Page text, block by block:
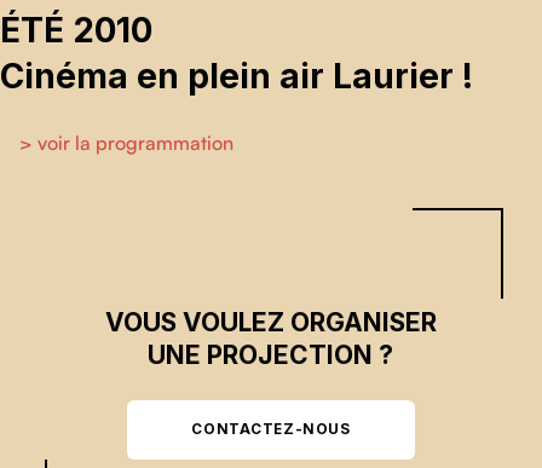
ÉTÉ 2010
Cinéma en plein air Laurier !
> voir la programmation
VOUS VOULEZ ORGANISER
UNE PROJECTION ?
CONTACTEZ-NOUS